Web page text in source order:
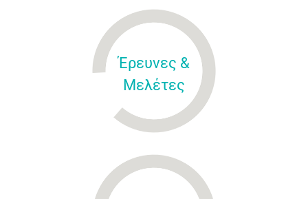
Έρευνες &
Μελέτες